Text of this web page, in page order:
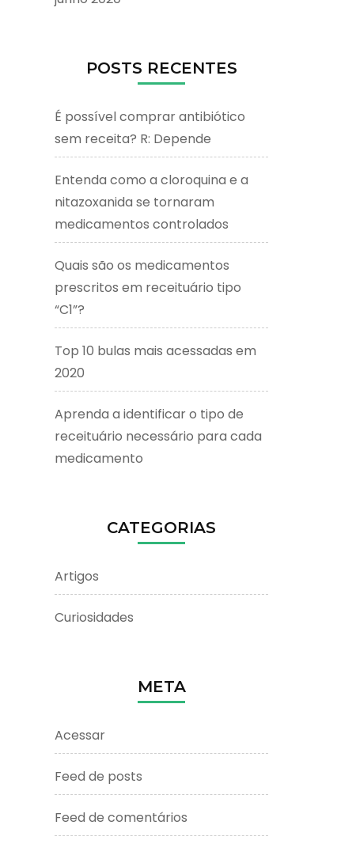
POSTS RECENTES
É possível comprar antibiótico
sem receita? R: Depende
Entenda como a cloroquina e a
nitazoxanida se tornaram
medicamentos controlados
Quais são os medicamentos
prescritos em receituário tipo
“C1”?
Top 10 bulas mais acessadas em
2020
Aprenda a identificar o tipo de
receituário necessário para cada
medicamento
CATEGORIAS
Artigos
Curiosidades
META
Acessar
Feed de posts
Feed de comentários